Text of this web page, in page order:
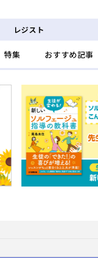
特集 おすすめ記事
レジスト